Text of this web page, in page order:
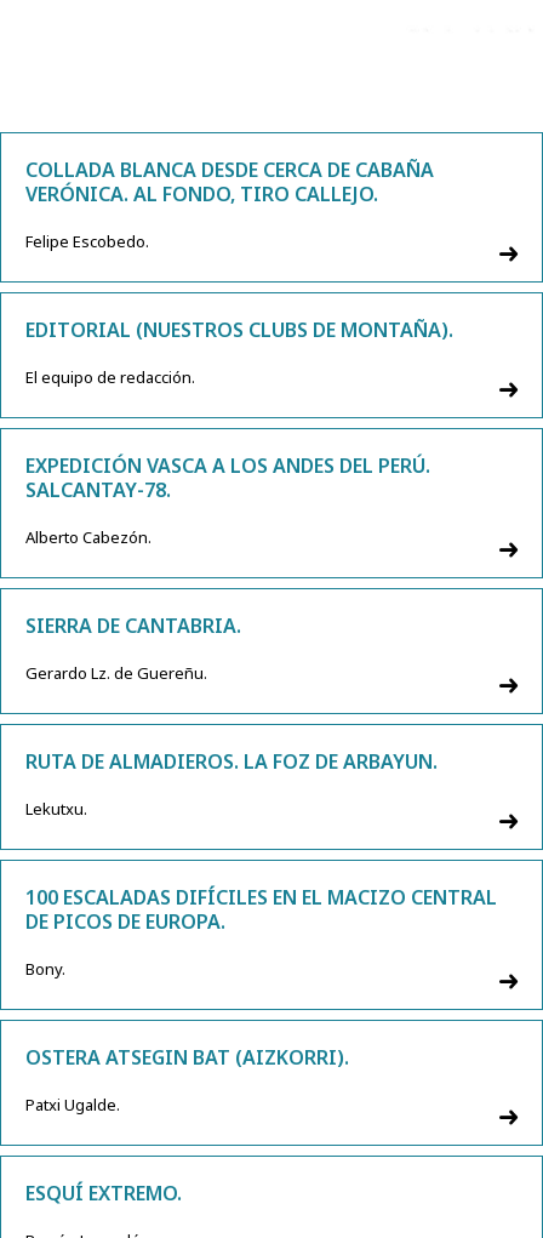
COLLADA BLANCA DESDE CERCA DE CABAÑA
VERÓNICA. AL FONDO, TIRO CALLEJO.
Felipe Escobedo.
EDITORIAL (NUESTROS CLUBS DE MONTAÑA).
El equipo de redacción.
EXPEDICIÓN VASCA A LOS ANDES DEL PERÚ.
SALCANTAY-78.
Alberto Cabezón.
SIERRA DE CANTABRIA.
Gerardo Lz. de Guereñu.
RUTA DE ALMADIEROS. LA FOZ DE ARBAYUN.
Lekutxu.
100 ESCALADAS DIFÍCILES EN EL MACIZO CENTRAL
DE PICOS DE EUROPA.
Bony.
OSTERA ATSEGIN BAT (AIZKORRI).
Patxi Ugalde.
ESQUÍ EXTREMO.